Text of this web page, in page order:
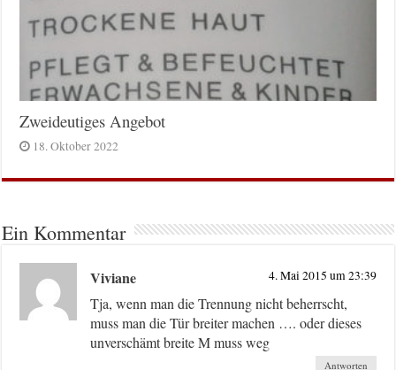
Zweideutiges Angebot
18. Oktober 2022
Ein Kommentar
Viviane 4. Mai 2015 um 23:39
Tja, wenn man die Trennung nicht beherrscht,
muss man die Tür breiter machen …. oder dieses
unverschämt breite M muss weg
Antworten